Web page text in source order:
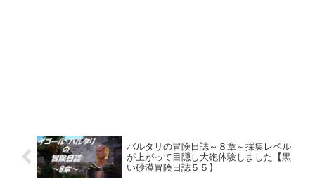
バルタリの冒険日誌～８章～採集レベル
が上がって目隠し大砲体験しました【黒
い砂漠冒険日誌５５】